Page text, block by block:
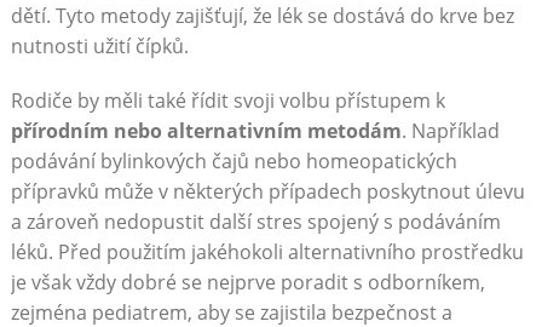
dětí. Tyto metody zajišťují, že lék se dostává do krve bez
nutnosti užití čípků.
Rodiče by měli také řídit svoji volbu přístupem k
přírodním nebo alternativním metodám. Například
podávání bylinkových čajů nebo homeopatických
přípravků může v některých případech poskytnout úlevu
a zároveň nedopustit další stres spojený s podáváním
léků. Před použitím jakéhokoli alternativního prostředku
je však vždy dobré se nejprve poradit s odborníkem,
zejména pediatrem, aby se zajistila bezpečnost a